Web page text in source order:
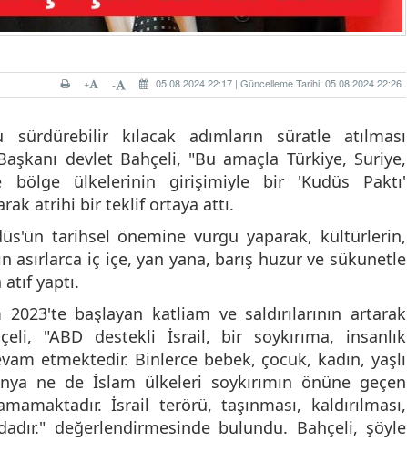
05.08.2024 22:17 | Güncelleme Tarihi: 05.08.2024 22:26
-
+
kılacak adımların süratle atılması
devlet Bahçeli, "Bu amaçla Türkiye, Suriye,
bölge ülkelerinin girişimiyle bir 'Kudüs Paktı'
atrihi bir teklif ortaya attı.
tarihsel önemine vurgu yaparak, kültürlerin,
asırlarca iç içe, yan yana, barış huzur ve sükunetle
yaptı.
başlayan katliam ve saldırılarının artarak
"ABD destekli İsrail, bir soykırıma, insanlık
etmektedir. Binlerce bebek, çocuk, kadın, yaşlı
ne de İslam ülkeleri soykırımın önüne geçen
İsrail terörü, taşınması, kaldırılması,
değerlendirmesinde bulundu. Bahçeli, şöyle